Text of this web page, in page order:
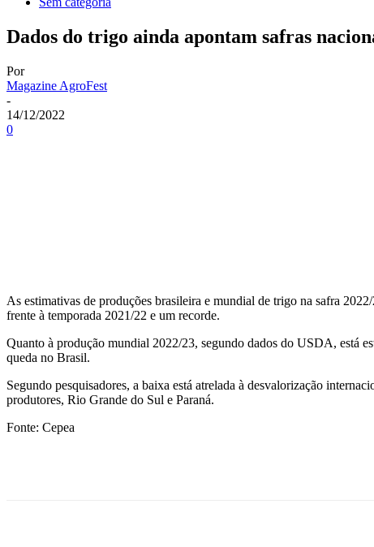
Dados do trigo ainda apontam safras
Por
Magazine AgroFest
-
14/12/2022
0
As estimativas de produções brasileira e mundial de trigo na safra
frente à temporada 2021/22 e um recorde.
Quanto à produção mundial 2022/23, segundo dados do USDA, está
queda no Brasil.
Segundo pesquisadores, a baixa está atrelada à desvalorização
produtores, Rio Grande do Sul e Paraná.
Fonte: Cepea